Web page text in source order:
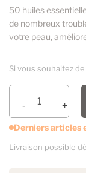
50 huiles
de nombreux
votre peau,
Si vous souhaitez
Derniers articles
Livraison possible